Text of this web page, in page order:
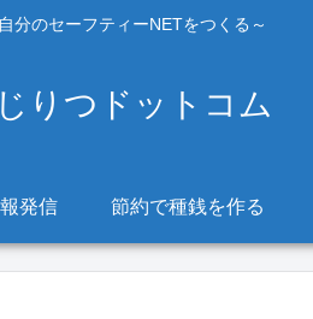
分のセーフティーNETをつくる～
りつドットコム
発信 節約で種銭を作る